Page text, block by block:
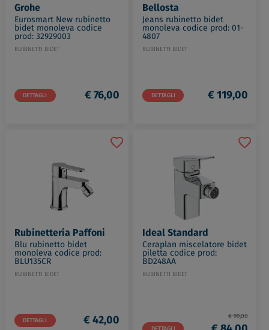
Grohe
Eurosmart New rubinetto
bidet monoleva codice
prod: 32929003
RUBINETTI BIDET
DETTAGLI € 76,00
Bellosta
Jeans rubinetto bidet
monoleva codice prod: 01-
4807
RUBINETTI BIDET
DETTAGLI € 119,00
Rubinetteria Paffoni
Blu rubinetto bidet
monoleva codice prod:
BLU135CR
RUBINETTI BIDET
DETTAGLI € 42,00
Ideal Standard
Ceraplan miscelatore bidet
piletta codice prod:
BD248AA
RUBINETTI BIDET
€ 99,00